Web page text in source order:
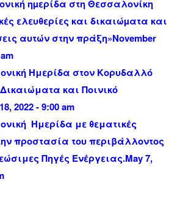
ηµερίδα στη Θεσσαλονίκη
ελευθερίες και δικαιώµατα και
αυτών στην πράξη»November
Ημερίδα στον Κορυδαλλό
και Ποινικό
2022 - 9:00 am
Ημερίδα με θεματικές
προστασία του περιβάλλοντος
Πηγές Ενέργειας.May 7,